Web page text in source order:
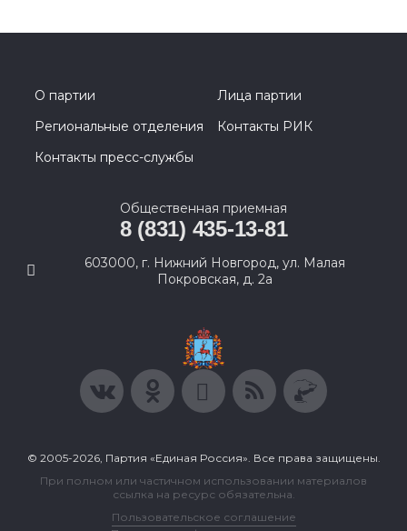
О партии
Лица партии
Региональные отделения
Контакты РИК
Контакты пресс-службы
Общественная приемная
8 (831) 435-13-81
603000, г. Нижний Новгород, ул. Малая
Покровская, д. 2а
© 2005-2026, Партия «Единая Россия». Все права защищены.
При полном или частичном использовании материалов
ссылка на ресурс обязательна.
Пользовательское соглашение